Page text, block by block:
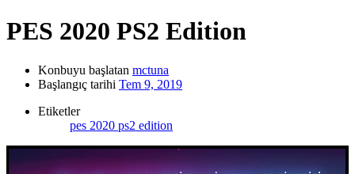
PES 2020 PS2 Edition
Konbuyu başlatan mctuna
Başlangıç tarihi Tem 9, 2019
Etiketler
pes 2020 ps2 edition